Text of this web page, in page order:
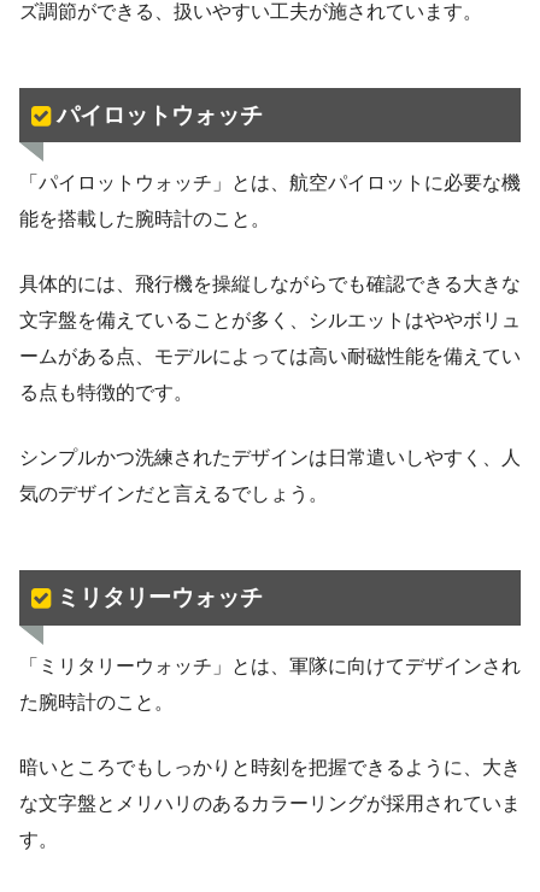
ズ調節ができる、扱いやすい工夫が施されています。
パイロットウォッチ
「パイロットウォッチ」とは、航空パイロットに必要な機
能を搭載した腕時計のこと。
具体的には、飛行機を操縦しながらでも確認できる大きな
文字盤を備えていることが多く、シルエットはややボリュ
ームがある点、モデルによっては高い耐磁性能を備えてい
る点も特徴的です。
シンプルかつ洗練されたデザインは日常遣いしやすく、人
気のデザインだと言えるでしょう。
ミリタリーウォッチ
「ミリタリーウォッチ」とは、軍隊に向けてデザインされ
た腕時計のこと。
暗いところでもしっかりと時刻を把握できるように、大き
な文字盤とメリハリのあるカラーリングが採用されていま
す。